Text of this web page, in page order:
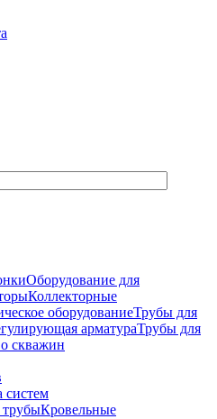
Оборудование для
Коллекторные
оборудованиеТрубы для
арматураТрубы для
скважин
систем
Кровельные